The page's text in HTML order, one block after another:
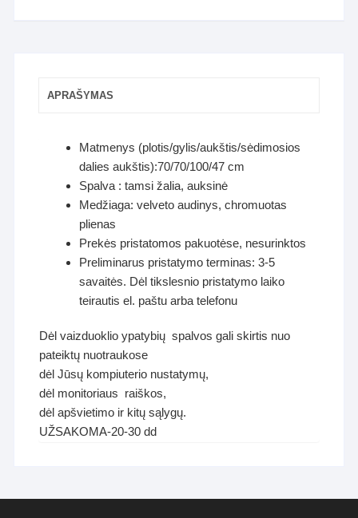
APRAŠYMAS
Matmenys (plotis/gylis/aukštis/sėdimosios
dalies aukštis):70/70/100/47 cm
Spalva : tamsi žalia, auksinė
Medžiaga: velveto audinys, chromuotas
plienas
Prekės pristatomos pakuotėse, nesurinktos
Preliminarus pristatymo terminas: 3-5
savaitės. Dėl tikslesnio pristatymo laiko
teirautis el. paštu arba telefonu
Dėl vaizduoklio ypatybių spalvos gali skirtis nuo
pateiktų nuotraukose
dėl Jūsų kompiuterio nustatymų,
dėl monitoriaus raiškos,
dėl apšvietimo ir kitų sąlygų.
UŽSAKOMA-20-30 dd